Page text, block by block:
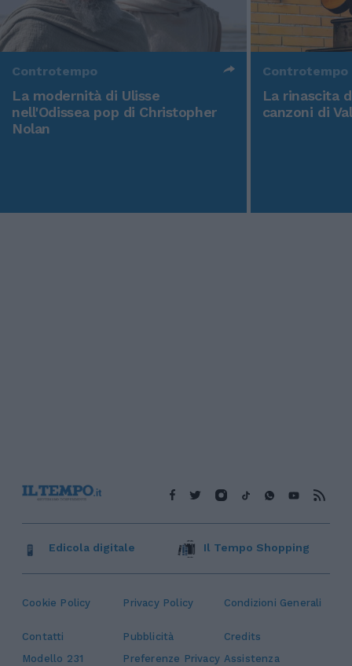
Controtempo
La modernità di Ulisse
nell'Odissea pop di Christopher
Nolan
Controtempo
La rinascita
canzoni di
Cookie Policy Privacy Policy Condizioni Generali
Contatti Pubblicità
Credits
Modello 231
Preferenze Privacy Assistenza
Edicola digitale Il Tempo Shopping